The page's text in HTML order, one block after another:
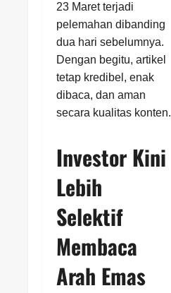
23 Maret terjadi
pelemahan dibanding
dua hari sebelumnya.
Dengan begitu, artikel
tetap kredibel, enak
dibaca, dan aman
secara kualitas konten.
Investor Kini
Lebih
Selektif
Membaca
Arah Emas